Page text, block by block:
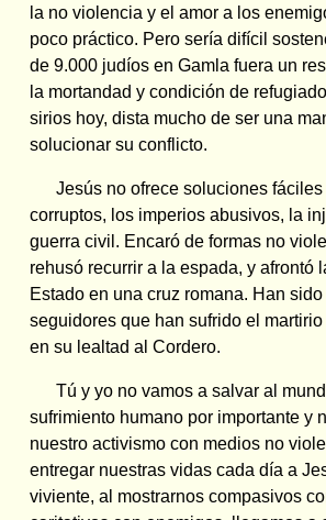
la no violencia y el amor a los
poco práctico. Pero sería difícil
de 9.000 judíos en Gamla fuera un
la mortandad y condición de
sirios hoy, dista mucho de ser una
solucionar su conflicto.
Jesús no ofrece soluciones
corruptos, los imperios abusivos, la
guerra civil. Encaró de formas no
rehusó recurrir a la espada, y afrontó
Estado en una cruz romana. Han
seguidores que han sufrido el
en su lealtad al Cordero.
Tú y yo no vamos a salvar al
sufrimiento humano por importante y
nuestro activismo con medios no
entregar nuestras vidas cada día a
viviente, al mostrarnos compasivos